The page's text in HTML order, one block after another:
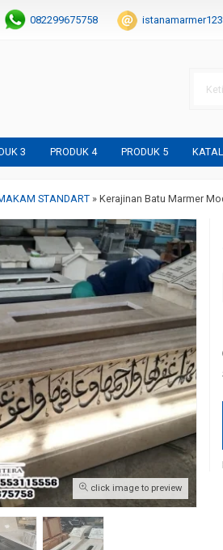
082299675758
3 PRODUK 4 PRODUK 5
STANDART »Kerajinan Batu Marmer
click image to preview